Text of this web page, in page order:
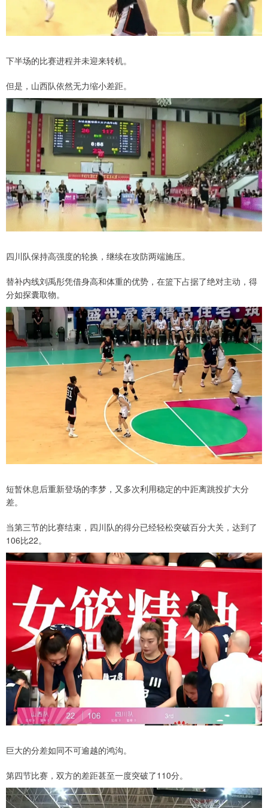
下半场的比赛进程并未迎来转机。
但是，山西队依然无力缩小差距。
四川队保持高强度的轮换，继续在攻防两端施压。
替补内线刘禹彤凭借身高和体重的优势，在篮下占据了绝对主动，得
分如探囊取物。
短暂休息后重新登场的李梦，又多次利用稳定的中距离跳投扩大分
差。
当第三节的比赛结束，四川队的得分已经轻松突破百分大关，达到了
106比22。
巨大的分差如同不可逾越的鸿沟。
第四节比赛，双方的差距甚至一度突破了110分。